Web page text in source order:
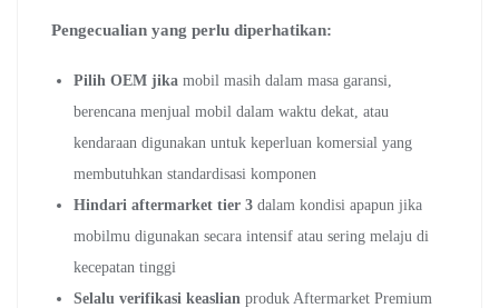
Pengecualian yang perlu diperhatikan:
Pilih OEM jika mobil masih dalam masa garansi,
berencana menjual mobil dalam waktu dekat, atau
kendaraan digunakan untuk keperluan komersial yang
membutuhkan standardisasi komponen
Hindari aftermarket tier 3 dalam kondisi apapun jika
mobilmu digunakan secara intensif atau sering melaju di
kecepatan tinggi
Selalu verifikasi keaslian produk Aftermarket Premium